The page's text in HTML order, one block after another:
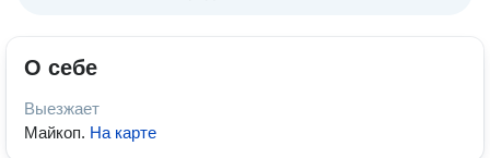
О себе
Выезжает
Майкоп. На карте